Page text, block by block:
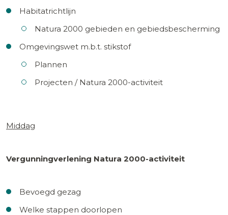
Habitatrichtlijn
Natura 2000 gebieden en gebiedsbescherming
Omgevingswet m.b.t. stikstof
Plannen
Projecten / Natura 2000-activiteit
Middag
Vergunningverlening Natura 2000-activiteit
Bevoegd gezag
Welke stappen doorlopen